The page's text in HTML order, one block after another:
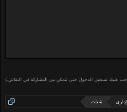
عليك تسجيل الدخول حتى تتمكن من المشاركة في النقاش.)
شتات